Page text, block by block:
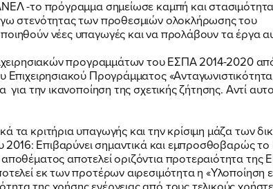
-το πρόγραμμα σημείωσε καμπή και
στενότητας των προθεσμιών ολοκλήρωσης του
νέες υπαγωγές και να προλάβουν τα έργα
προγραμμάτων του ΕΣΠΑ 2014-2020
Προγράμματος
την ικανοποίηση της σχετικής ζήτησης. Αντί
κριτήρια υπαγωγής και την κρίσιμη μάζα των
2016: Επιβαρύνει σημαντικά και εμπροσθοβαρώς
αποτελεί οριζόντια προτεραιότητα της
εκ των προτέρων αιρεσιμότητα η «Υλοποίηση